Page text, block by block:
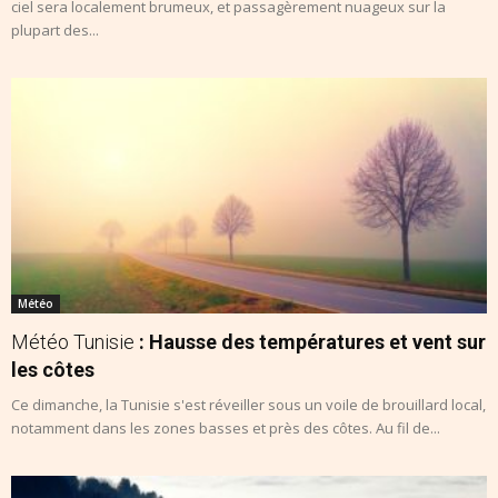
ciel sera localement brumeux, et passagèrement nuageux sur la
plupart des...
Météo
Météo Tunisie : Hausse des températures et vent sur
les côtes
Ce dimanche, la Tunisie s'est réveiller sous un voile de brouillard local,
notamment dans les zones basses et près des côtes. Au fil de...